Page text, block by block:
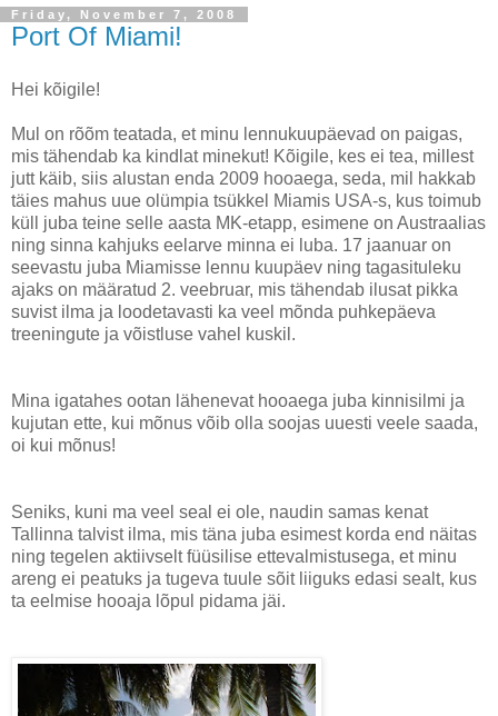
Friday, November 7, 2008
Port Of Miami!
Hei kõigile!
Mul on rõõm teatada, et minu lennukuupäevad on paigas,
mis tähendab ka kindlat minekut! Kõigile, kes ei tea, millest
jutt käib, siis alustan enda 2009 hooaega, seda, mil hakkab
täies mahus uue olümpia tsükkel Miamis USA-s, kus toimub
küll juba teine selle aasta MK-etapp, esimene on Austraalias
ning sinna kahjuks eelarve minna ei luba. 17 jaanuar on
seevastu juba Miamisse lennu kuupäev ning tagasituleku
ajaks on määratud 2. veebruar, mis tähendab ilusat pikka
suvist ilma ja loodetavasti ka veel mõnda puhkepäeva
treeningute ja võistluse vahel kuskil.
Mina igatahes ootan lähenevat hooaega juba kinnisilmi ja
kujutan ette, kui mõnus võib olla soojas uuesti veele saada,
oi kui mõnus!
Seniks, kuni ma veel seal ei ole, naudin samas kenat
Tallinna talvist ilma, mis täna juba esimest korda end näitas
ning tegelen aktiivselt füüsilise ettevalmistusega, et minu
areng ei peatuks ja tugeva tuule sõit liiguks edasi sealt, kus
ta eelmise hooaja lõpul pidama jäi.